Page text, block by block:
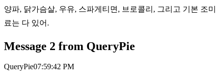
양파, 닭가슴살, 우유, 스파게티면, 브로콜리, 그리고 기본 조미
료는 다 있어.
Message 2 from QueryPie
QueryPie07:59:42 PM